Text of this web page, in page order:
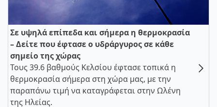
Σε υψηλά επίπεδα και σήμερα η θερμοκρασία
– Δείτε που έφτασε ο υδράργυρος σε κάθε
σημείο της χώρας
Τους 39.6 βαθμούς Κελσίου έφτασε τοπικά η
θερμοκρασία σήμερα στη χώρα μας, με την
παραπάνω τιμή να καταγράφεται στην Ωλένη
της Ηλείας.